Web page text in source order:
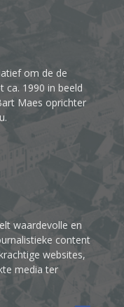
om de de
ca. 1990 in beeld
Maes oprichter
waardevolle en
content
websites,
media ter